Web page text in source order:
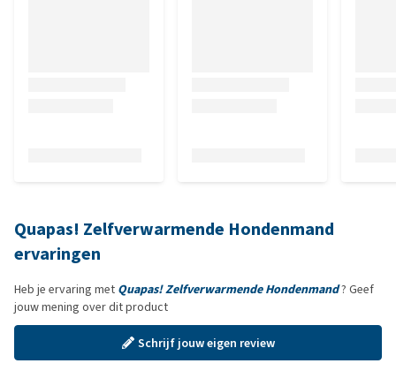
Quapas! Zelfverwarmende Hondenmand
ervaringen
Heb je ervaring met Quapas! Zelfverwarmende Hondenmand? Geef
jouw mening over dit product
Schrijf jouw eigen review